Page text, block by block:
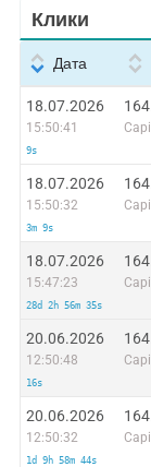
Клики
Дата
18.07.2026
15:50:41
9s
18.07.2026
15:50:32
3m 9s
18.07.2026
15:47:23
28d 2h 56m 35s
20.06.2026
12:50:48
16s
20.06.2026
12:50:32
1d 9h 58m 44s